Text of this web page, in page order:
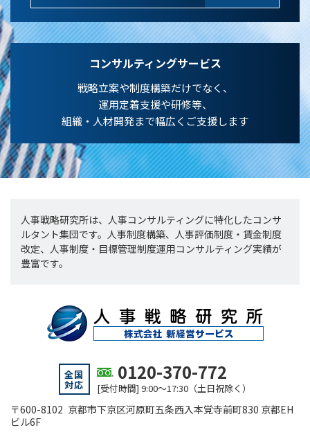
コンサルティングサービス
戦略立案や制度構築だけでなく、
運用定着支援や研修等、
組織・人材開発まで幅広くご支援します
人事戦略研究所は、人事コンサルティングに特化したコンサ
ルタント集団です。人事制度構築、人事評価制度・賃金制度
改定、人事制度・目標管理制度運用コンサルティング実績が
豊富です。
全国
対応
0120-370-772
[受付時間] 9:00～17:30（土日祝除く）
〒600-8102 京都市下京区河原町五条西入本覚寺前町830 京都EH
ビル6F